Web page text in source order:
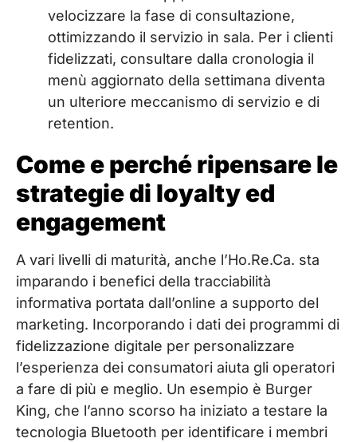
velocizzare la fase di consultazione,
ottimizzando il servizio in sala. Per i clienti
fidelizzati, consultare dalla cronologia il
menù aggiornato della settimana diventa
un ulteriore meccanismo di servizio e di
retention.
Come e perché ripensare le
strategie di loyalty ed
engagement
A vari livelli di maturità, anche l’Ho.Re.Ca. sta
imparando i benefici della tracciabilità
informativa portata dall’online a supporto del
marketing. Incorporando i dati dei programmi di
fidelizzazione digitale per personalizzare
l’esperienza dei consumatori aiuta gli operatori
a fare di più e meglio. Un esempio è Burger
King, che l’anno scorso ha iniziato a testare la
tecnologia Bluetooth per identificare i membri